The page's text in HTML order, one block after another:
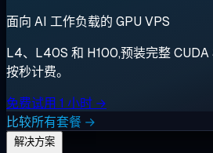
面向 AI 工作负载的 GPU VPS
L4、L40S 和 H100,预装完整 CUDA
按秒计费。
免费试用 1 小时 →
比较所有套餐 →